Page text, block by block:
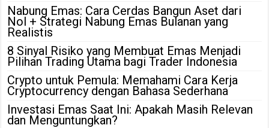
Nabung Emas: Cara Cerdas Bangun Aset dari
Nol + Strategi Nabung Emas Bulanan yang
Realistis
8 Sinyal Risiko yang Membuat Emas Menjadi
Pilihan Trading Utama bagi Trader Indonesia
Crypto untuk Pemula: Memahami Cara Kerja
Cryptocurrency dengan Bahasa Sederhana
Investasi Emas Saat Ini: Apakah Masih Relevan
dan Menguntungkan?